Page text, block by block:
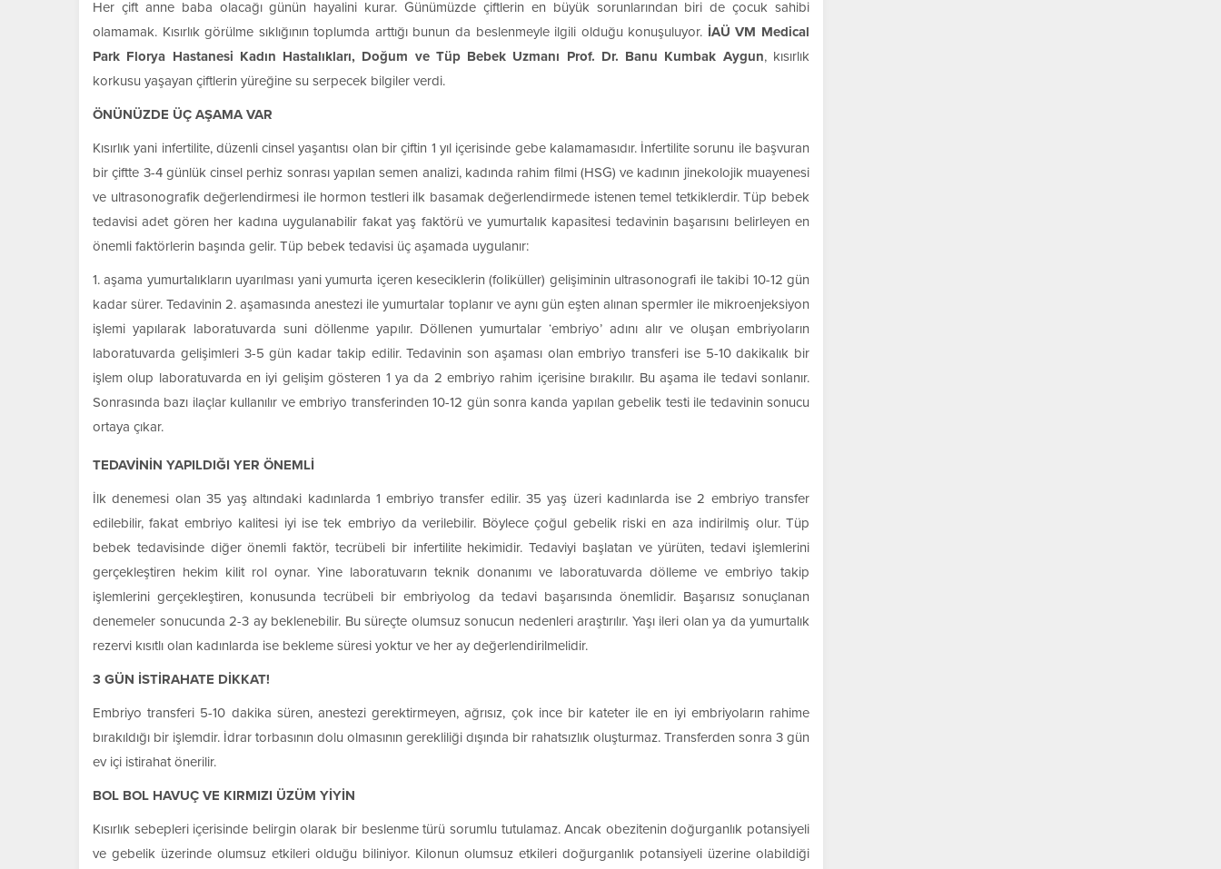
Her çift anne baba olacağı günün hayalini kurar. Günümüzde çiftlerin en büyük sorunlarından biri de çocuk sahibi
olamamak. Kısırlık görülme sıklığının toplumda arttığı bunun da beslenmeyle ilgili olduğu konuşuluyor. İAÜ VM Medical
Park Florya Hastanesi Kadın Hastalıkları, Doğum ve Tüp Bebek Uzmanı Prof. Dr. Banu Kumbak Aygun, kısırlık
korkusu yaşayan çiftlerin yüreğine su serpecek bilgiler verdi.
ÖNÜNÜZDE ÜÇ AŞAMA VAR
Kısırlık yani infertilite, düzenli cinsel yaşantısı olan bir çiftin 1 yıl içerisinde gebe kalamamasıdır. İnfertilite sorunu ile başvuran
bir çiftte 3-4 günlük cinsel perhiz sonrası yapılan semen analizi, kadında rahim filmi (HSG) ve kadının jinekolojik muayenesi
ve ultrasonografik değerlendirmesi ile hormon testleri ilk basamak değerlendirmede istenen temel tetkiklerdir. Tüp bebek
tedavisi adet gören her kadına uygulanabilir fakat yaş faktörü ve yumurtalık kapasitesi tedavinin başarısını belirleyen en
önemli faktörlerin başında gelir. Tüp bebek tedavisi üç aşamada uygulanır:
1. aşama yumurtalıkların uyarılması yani yumurta içeren keseciklerin (foliküller) gelişiminin ultrasonografi ile takibi 10-12 gün
kadar sürer. Tedavinin 2. aşamasında anestezi ile yumurtalar toplanır ve aynı gün eşten alınan spermler ile mikroenjeksiyon
işlemi yapılarak laboratuvarda suni döllenme yapılır. Döllenen yumurtalar ‘embriyo’ adını alır ve oluşan embriyoların
laboratuvarda gelişimleri 3-5 gün kadar takip edilir. Tedavinin son aşaması olan embriyo transferi ise 5-10 dakikalık bir
işlem olup laboratuvarda en iyi gelişim gösteren 1 ya da 2 embriyo rahim içerisine bırakılır. Bu aşama ile tedavi sonlanır.
Sonrasında bazı ilaçlar kullanılır ve embriyo transferinden 10-12 gün sonra kanda yapılan gebelik testi ile tedavinin sonucu
ortaya çıkar.
TEDAVİNİN YAPILDIĞI YER ÖNEMLİ
İlk denemesi olan 35 yaş altındaki kadınlarda 1 embriyo transfer edilir. 35 yaş üzeri kadınlarda ise 2 embriyo transfer
edilebilir, fakat embriyo kalitesi iyi ise tek embriyo da verilebilir. Böylece çoğul gebelik riski en aza indirilmiş olur. Tüp
bebek tedavisinde diğer önemli faktör, tecrübeli bir infertilite hekimidir. Tedaviyi başlatan ve yürüten, tedavi işlemlerini
gerçekleştiren hekim kilit rol oynar. Yine laboratuvarın teknik donanımı ve laboratuvarda dölleme ve embriyo takip
işlemlerini gerçekleştiren, konusunda tecrübeli bir embriyolog da tedavi başarısında önemlidir. Başarısız sonuçlanan
denemeler sonucunda 2-3 ay beklenebilir. Bu süreçte olumsuz sonucun nedenleri araştırılır. Yaşı ileri olan ya da yumurtalık
rezervi kısıtlı olan kadınlarda ise bekleme süresi yoktur ve her ay değerlendirilmelidir.
3 GÜN İSTİRAHATE DİKKAT!
Embriyo transferi 5-10 dakika süren, anestezi gerektirmeyen, ağrısız, çok ince bir kateter ile en iyi embriyoların rahime
bırakıldığı bir işlemdir. İdrar torbasının dolu olmasının gerekliliği dışında bir rahatsızlık oluşturmaz. Transferden sonra 3 gün
ev içi istirahat önerilir.
BOL BOL HAVUÇ VE KIRMIZI ÜZÜM YİYİN
Kısırlık sebepleri içerisinde belirgin olarak bir beslenme türü sorumlu tutulamaz. Ancak obezitenin doğurganlık potansiyeli
ve gebelik üzerinde olumsuz etkileri olduğu biliniyor. Kilonun olumsuz etkileri doğurganlık potansiyeli üzerine olabildiği